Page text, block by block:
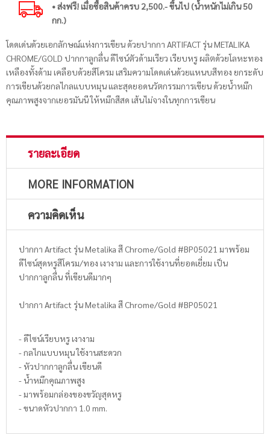
• ส่งฟรี! เมื่อซื้อสินค้าครบ 2,500.- ขึ้นไป (น้ำหนักไม่เกิน 50
กก.)
โดดเด่นด้วยเอกลักษณ์แห่งการเขียน ด้วยปากกา ARTIFACT รุ่น METALIKA
CHROME/GOLD ปากกาลูกลื่น ดีไซน์ตัวด้ามเรียว เรียบหรู ผลิตด้วยโลหะทอง
เหลืองทั้งด้าม เคลือบด้วยสีโครม เสริมความโดดเด่นด้วยแหนบสีทอง ยกระดับ
การเขียนด้วยกลไกลแบบหมุน และสุดยอดนวัตกรรมการเขียน ด้วยน้ำหมึก
คุณภาพสูงจากเยอรมันนี ให้หมึกสีสด เส้นไม่จางในทุกการเขียน
รายละเอียด
MORE INFORMATION
ความคิดเห็น
ปากกา Artifact รุ่น Metalika สี Chrome/Gold #BP05021 มาพร้อม
ดีไซน์สุดหรูสีโครม/ทอง เงางาม และการใช้งานที่ยอดเยี่ยม เป็น
ปากกาลูกลื่น ที่เขียนดีมากๆ
ปากกา Artifact รุ่น Metalika สี Chrome/Gold #BP05021
- ดีไซน์เรียบหรู เงางาม
- กลไกแบบหมุน ใช้งานสะดวก
- หัวปากกาลูกลื่น เขียนดี
- น้ำหมึกคุณภาพสูง
- มาพร้อมกล่องของขวัญสุดหรู
- ขนาดหัวปากกา 1.0 mm.